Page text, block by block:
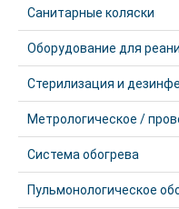
Санитарные коляски
Оборудование для
Стерилизация и
Метрологическое /
Система обогрева
Пульмонологическое